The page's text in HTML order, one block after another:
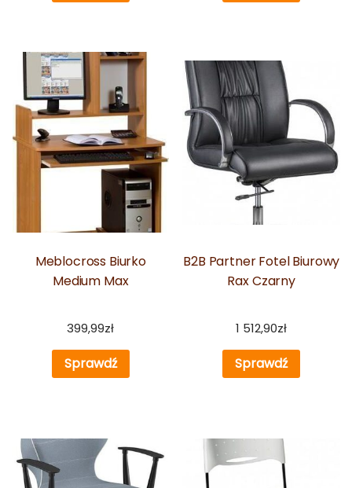
Meblocross Biurko
Medium Max
399,99zł
Sprawdź
B2B Partner Fotel Biurowy
Rax Czarny
1 512,90zł
Sprawdź